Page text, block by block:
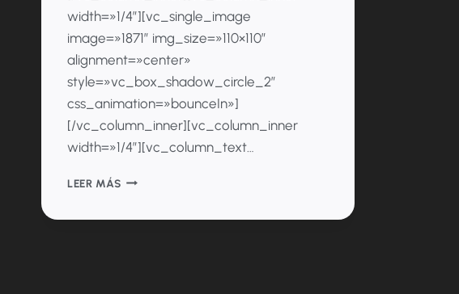
width=»1/4″][vc_single_image
image=»1871″ img_size=»110×110″
alignment=»center»
style=»vc_box_shadow_circle_2″
css_animation=»bounceIn»]
[/vc_column_inner][vc_column_inner
width=»1/4″][vc_column_text…
LEER MÁS¿QUÉ